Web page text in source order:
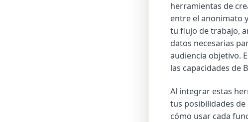
herramientas de
entre el anonimato
tu flujo de trabajo,
datos necesarias
audiencia objetivo.
las capacidades de
Al integrar estas
tus posibilidades
cómo usar cada